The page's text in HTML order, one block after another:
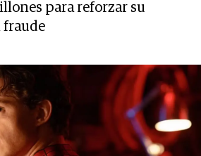
para reforzar su
fraude